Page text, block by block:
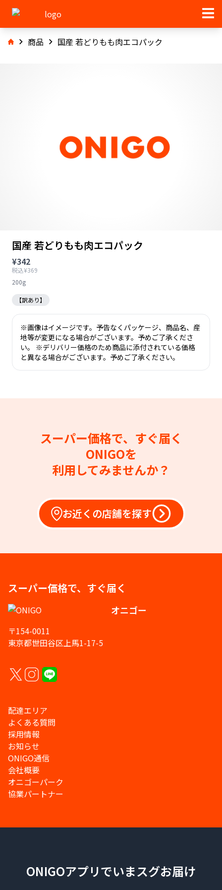
商品 国産 若どりもも肉エコパック
国産 若どりもも肉エコパック
¥342
税込¥369
200g
【訳あり】
※画像はイメージです。予告なくパッケージ、商品名、産
地等が変更になる場合がございます。予めご了承くださ
い。 ※デリバリー価格のため商品に添付されている価格
と異なる場合がございます。予めご了承ください。
スーパー価格で、すぐ届く
ONIGOを
利用してみませんか？
お近くの店舗を探す
スーパー価格で、すぐ届く
オニゴー
〒154-0011
東京都世田谷区上馬1-17-5
配達エリア
よくある質問
採用情報
お知らせ
ONIGO通信
会社概要
オニゴーパーク
協業パートナー
ONIGOアプリでいまスグお届け